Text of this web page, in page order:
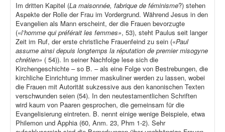
Im dritten Kapitel (La maisonnée, fabrique de féminisme?) stehen
Aspekte der Rolle der Frau im Vordergrund. Während Jesus in den
Evangelien als Mann erscheint, der die Frauen bevorzugte
(«l’homme qui préférait les femmes», 53), steht Paulus seit langer
Zeit im Ruf, der erste christliche Frauenfeind zu sein («Paul
assume ainsi depuis longtemps la réputation de premier misogyne
chrétien» ( 54)). In seiner Nachfolge lese sich die
Kirchengeschichte – so B. – als eine Folge von Bestrebungen, die
kirchliche Einrichtung immer maskuliner werden zu lassen, wobei
die Frauen mit Autorität sukzessive aus den kanonischen Texten
verschwunden seien (54). In den neutestamentlichen Schriften
wird kaum von Paaren gesprochen, die gemeinsam für die
Evangelisierung eintreten. B. nennt einige wenige Beispiele, etwa
Philemon und Apphia (60, Anm. 23, Phm 1-2). Sehr